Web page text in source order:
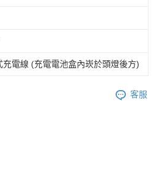
充電線 (充電電池盒內崁於頭燈後方)
客服